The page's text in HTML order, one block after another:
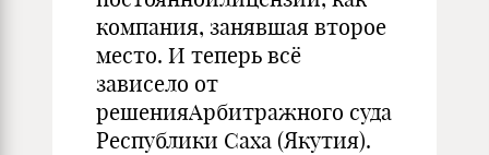
компания, занявшая второе
место. И теперь всё
зависело от
решенияАрбитражного суда
Республики Саха (Якутия).